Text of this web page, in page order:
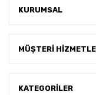
KURUMSAL
MÜŞTERİ
KATEGORİLER